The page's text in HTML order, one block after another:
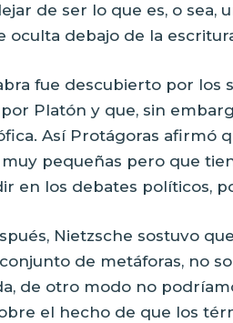
de ser lo que es, o sea,
oculta debajo de la
fue descubierto por los
Platón y que, sin
Así Protágoras afirmó
pequeñas pero que
en los debates políticos,
Nietzsche sostuvo
de metáforas, no
de otro modo no
el hecho de que los